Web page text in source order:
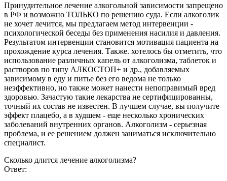
Принудительное лечение алкогольной зависимости запрещено
в РФ и возможно ТОЛЬКО по решению суда. Если алкоголик
не хочет лечится, мы предлагаем метод интервенции -
психологической беседы без применения насилия и давления.
Результатом интервенции становится мотивация пациента на
прохождение курса лечения. Также. хотелось бы отметить, что
использование различных капель от алкоголизма, таблеток и
растворов по типу АЛКОСТОП+ и др., добавляемых
зависимому в еду и питье без его ведома не только
неэффективно, но также может нанести непоправимый вред
здоровью. Зачастую такие лекарства не сертифицированны,
точный их состав не известен. В лучшем случае, вы получите
эффект плацебо, а в худшем - еще несколько хронических
заболеваний внутренних органов. Алкоголизм - серьезная
проблема, и ее решением должен заниматься исключительно
специалист.
Сколько длится лечение алкоголизма?
Ответ: